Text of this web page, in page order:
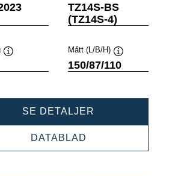
Verktygstips
TZ14S-BS
(TZ14S-4)
Mått (L/B/H)
Verktygstips
150/87/110
SE DETALJER
DATABLAD